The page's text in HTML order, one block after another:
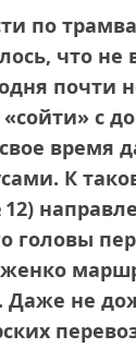
по
что
почти
с
время
К
головы
Даже не